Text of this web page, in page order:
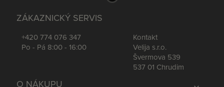
ZÁKAZNICKÝ SERVIS
+420 774 076 347
Po - Pá 8:00 - 16:00
Kontakt
Velija s.r.o.
Švermova 539
537 01 Chrudim
O NÁKUPU